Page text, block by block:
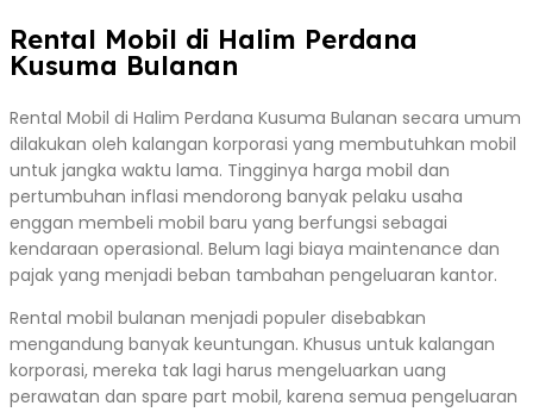
Rental Mobil di Halim Perdana
Kusuma Bulanan
Rental Mobil di Halim Perdana Kusuma Bulanan secara umum
dilakukan oleh kalangan korporasi yang membutuhkan mobil
untuk jangka waktu lama. Tingginya harga mobil dan
pertumbuhan inflasi mendorong banyak pelaku usaha
enggan membeli mobil baru yang berfungsi sebagai
kendaraan operasional. Belum lagi biaya maintenance dan
pajak yang menjadi beban tambahan pengeluaran kantor.
Rental mobil bulanan menjadi populer disebabkan
mengandung banyak keuntungan. Khusus untuk kalangan
korporasi, mereka tak lagi harus mengeluarkan uang
perawatan dan spare part mobil, karena semua pengeluaran